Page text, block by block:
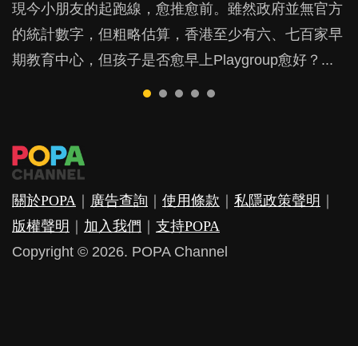
現今小朋友的起跑線，愈推愈前。雖然政府並無官方
的統計數字，但粗略估算，香港至少有六、七百家早
期教育中心，但孩子是否愈早上Playgroup愈好？...
由美國學者所創的 tools of the mind 課程，學生以遊
戲方式學習，學術能力和自制能力亦明顯比其他小朋
友優勝，到底這課程有何特別之處？...
鬱，影響日常生活，嚴重的甚至會有自殺，或傷害小
朋友的念頭。但為何爸爸患上產後抑鬱往往難以察
覺？...
許多媽媽心底可能都有一刻掙扎過：究竟全職好，還
是在職好。雖說每個家庭都有自己的獨特狀況和考慮
因素，但原來全職和在職媽媽所養育的子女其實都各
成吮手指的習慣，大個就很難戒，但原來一刀切阻止
他們放東西入口，隨時會影響孩子的身心發展？...
關於POPA ｜ 廣告查詢 ｜ 使用條款 ｜ 私隱政策聲明 ｜
版權聲明 ｜ 加入我們 ｜ 支持POPA
Copyright © 2026. POPA Channel